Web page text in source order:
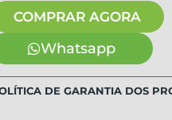
COMPRAR AGORA
Whatsapp
DE GARANTIA DOS